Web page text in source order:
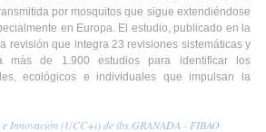
por mosquitos que sigue extendiéndose
en Europa. El estudio, publicado en la
revisión que integra 23 revisiones sistemáticas y
más de 1.900 estudios para identificar los
ecológicos e individuales que impulsan la
Innovación (UCC+i) de ibs.GRANADA - FIBAO